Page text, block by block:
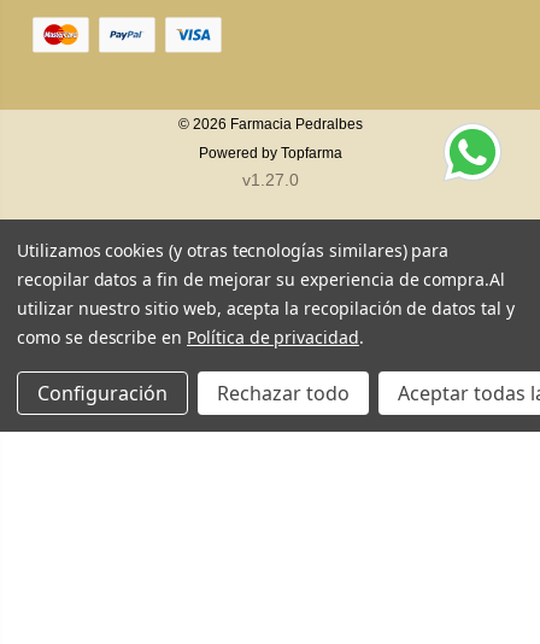
© 2026 Farmacia Pedralbes
Powered by Topfarma
v1.27.0
Utilizamos cookies (y otras tecnologías similares) para
recopilar datos a fin de mejorar su experiencia de compra.Al
utilizar nuestro sitio web, acepta la recopilación de datos tal y
como se describe en Política de privacidad.
Configuración Rechazar todo Aceptar todas